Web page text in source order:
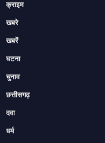
क्राइम
खबरे
खबरें
घटना
चुनाव
छत्तीसगढ़
दवा
धर्म